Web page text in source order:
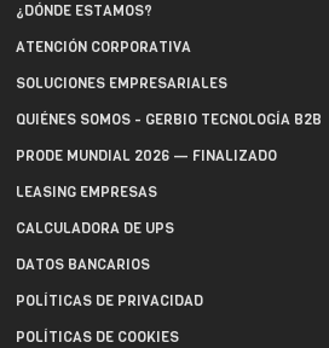
¿DÓNDE ESTAMOS?
ATENCIÓN CORPORATIVA
SOLUCIONES EMPRESARIALES
QUIÉNES SOMOS - GERBIO TECNOLOGÍA B2B
PRODE MUNDIAL 2026 — FINALIZADO
LEASING EMPRESAS
CALCULADORA DE UPS
DATOS BANCARIOS
POLÍTICAS DE PRIVACIDAD
POLÍTICAS DE COOKIES